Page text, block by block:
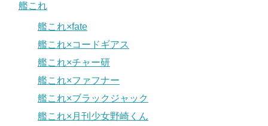
艦これ
艦これ×fate
艦これ×コードギアス
艦これ×チャー研
艦これ×ファフナー
艦これ×ブラックジャック
艦これ×月刊少女野崎くん